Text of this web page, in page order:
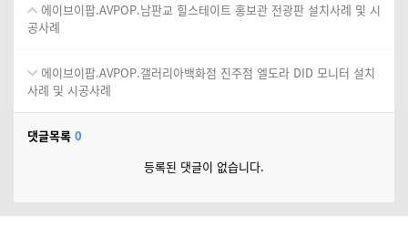
에이브이팝.AVPOP.남판교 힐스테이트 홍보관 전광판 설치사례 및 시
공사례
에이브이팝.AVPOP.갤러리아백화점 진주점 엘도라 DID 모니터 설치
사례 및 시공사례
댓글목록 0
등록된 댓글이 없습니다.